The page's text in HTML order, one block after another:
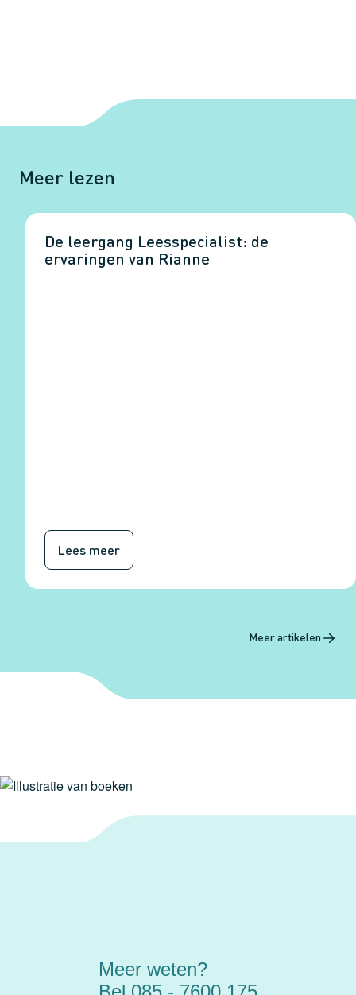
Meer lezen
De leergang Leesspecialist: de
ervaringen van Rianne
Lees meer
Meer artikelen
Meer weten?